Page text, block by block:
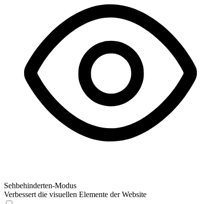
Sehbehinderten-Modus
Verbessert die visuellen Elemente der Website